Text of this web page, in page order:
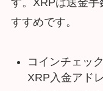
す。XRPは送金
すすめです。
コインチェッ
XRP入金アド